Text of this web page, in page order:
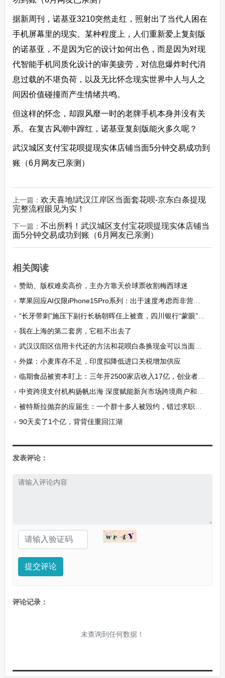
据新周刊，诺基亚3210突然走红，照射出了当代人困在
手机屏幕里的现实。某种程度上，人们重新爱上复刻版
的诺基亚，不是因为它的设计如何出色，而是因为对现
代智能手机同质化设计的审美疲劳，对信息爆炸时代消
息过载的不堪负荷，以及无比怀念现实世界中人与人之
间因价值碰撞而产生情绪共鸣。
但这样的怀念，却跟风靡一时的老牌手机本身并没有关
系。在复古风潮中蹿红，诺基亚复刻版能火多久呢？
武汉城区支付宝花呗提现实体店铺当面5分钟交易成功到
账（6月网友已亲测）
上一篇： 欢天喜地!武汉江岸区当面套花呗-京东白条提现
完整流程眼见为实！
下一篇： 不出所料！武汉城区支付宝花呗提现实体店铺当
面5分钟交易成功到账（6月网友已亲测）
相关阅读
赞助、版权难卖高价，主办方靠天价球票收割梅西球迷
苹果回应AI仅限iPhone15Pro系列：出于速度考虑而非营销套路
“长牙带刺”施压下副行长杨朝晖任上被查，四川银行“蒙眼”狂奔？
我在上海的第二套房，它租不出去了
武汉汉阳区信用卡代还的方法和花呗白条换现金可以当面操作吗？这6个细节肯定管用！
外媒：小麦库存不足，印度拟降低进口关税增加供应
临期食品被资本盯上：三年开2500家店收入17亿，创业者被质疑说谎
中资跨境支付机构扬帆出海 深度赋能新兴市场跨境商户和企业“掘金”
被特斯拉抛弃的应届生：一个群十多人被毁约，错过求职窗口期回到原点
90天卖了1个亿，背背佳重回江湖
发表评论：
提交评论
评论记录：
未查询到任何数据！